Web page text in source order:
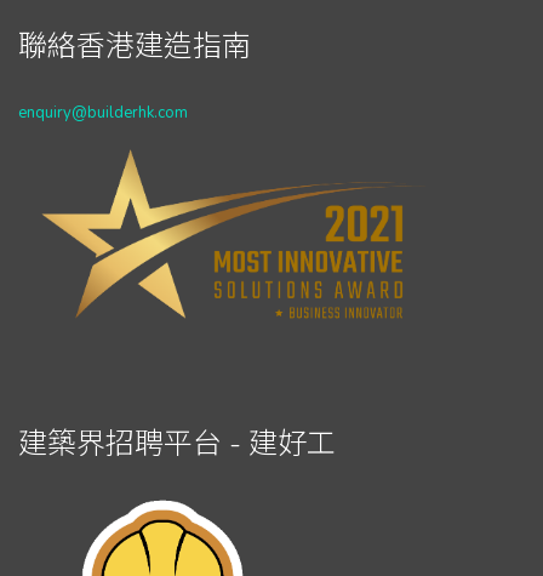
聯絡香港建造指南
enquiry@builderhk.com
建築界招聘平台 - 建好工